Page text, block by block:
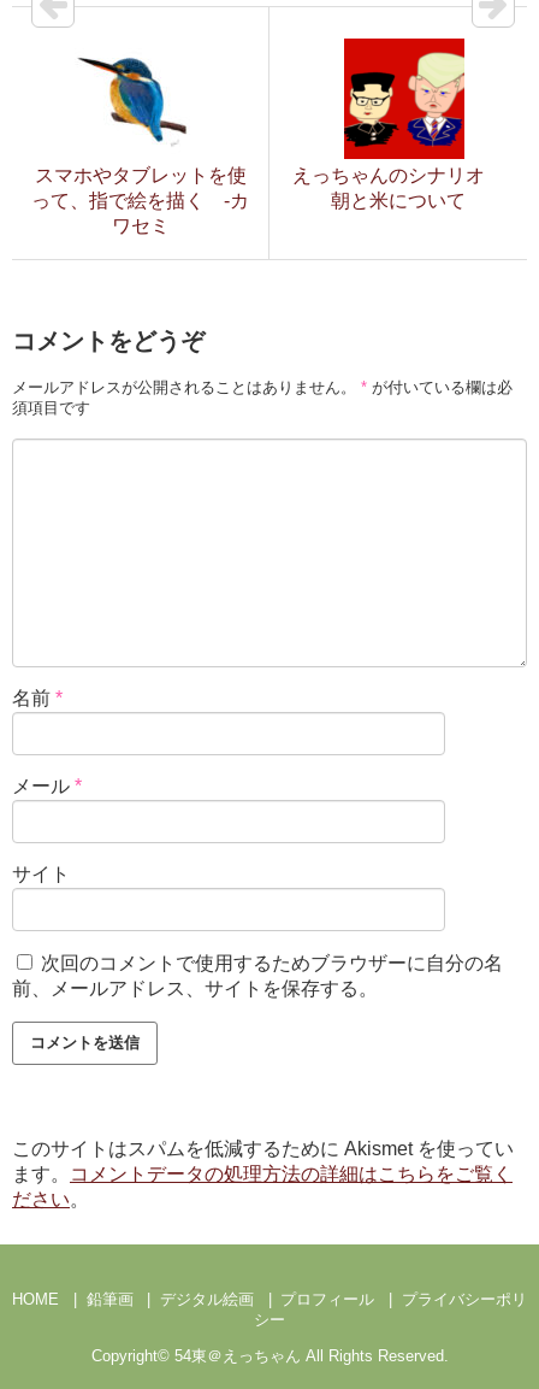
スマホやタブレットを使
って、指で絵を描く -カ
ワセミ
えっちゃんのシナリオ
朝と米について
コメントをどうぞ
メールアドレスが公開されることはありません。 * が付いている欄は必
須項目です
名前 *
メール *
サイト
次回のコメントで使用するためブラウザーに自分の名
前、メールアドレス、サイトを保存する。
このサイトはスパムを低減するために Akismet を使ってい
ます。
コメントデータの処理方法の詳細はこちらをご覧く
ださい。
HOME 鉛筆画 デジタル絵画 プロフィール
プライバシーポリ
シー
Copyright© 54東＠えっちゃん All Rights Reserved.